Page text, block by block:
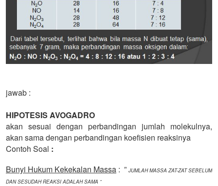
jawab :
HIPOTESIS AVOGADRO
akan sesuai dengan perbandingan jumlah molekulnya,
akan sama dengan perbandingan koefisien reaksinya
Contoh Soal :
Bunyi Hukum Kekekalan Massa : ” JUMLAH MASSA ZAT-ZAT SEBELUM
DAN SESUDAH REAKSI ADALAH SAMA ”